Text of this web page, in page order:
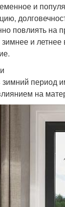
и
повлиять на
зимнее и
зимний
на